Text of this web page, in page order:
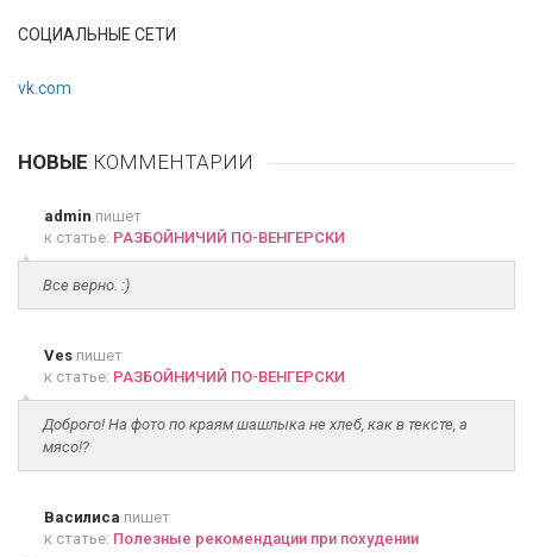
СОЦИАЛЬНЫЕ СЕТИ
vk.com
НОВЫЕ КОММЕНТАРИИ
admin пишет
к статье: РАЗБОЙНИЧИЙ ПО-ВЕНГЕРСКИ
Все верно. :)
Ves пишет
к статье: РАЗБОЙНИЧИЙ ПО-ВЕНГЕРСКИ
Доброго! На фото по краям шашлыка не хлеб, как в тексте, а
мясо!?
Василиса пишет
к статье: Полезные рекомендации при похудении